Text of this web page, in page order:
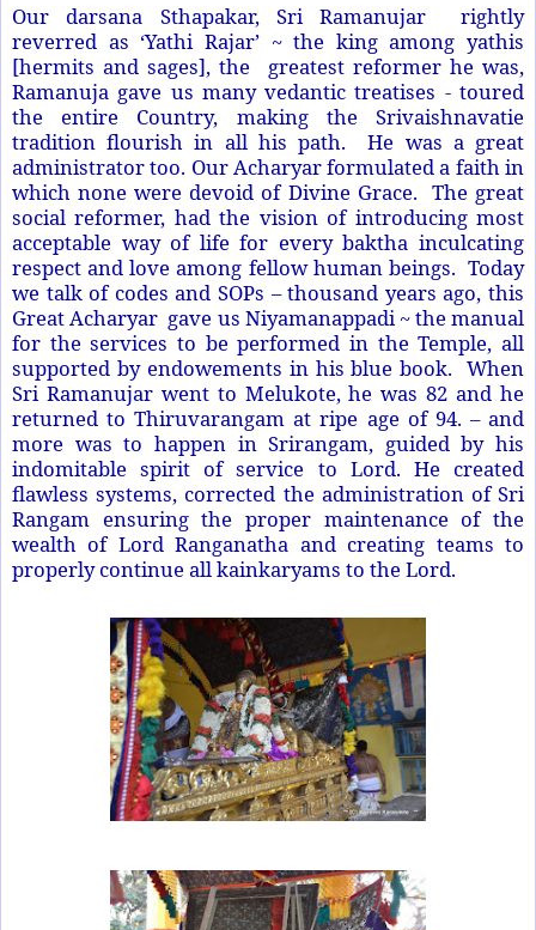
Our darsana Sthapakar, Sri Ramanujar rightly
reverred as ‘Yathi Rajar’ ~ the king among yathis
[hermits and sages], the greatest reformer he was,
Ramanuja gave us many vedantic treatises - toured
the entire Country, making the Srivaishnavatie
tradition flourish in all his path. He was a great
administrator too. Our Acharyar formulated a faith in
which none were devoid of Divine Grace. The great
social reformer, had the vision of introducing most
acceptable way of life for every baktha inculcating
respect and love among fellow human beings. Today
we talk of codes and SOPs – thousand years ago, this
Great Acharyar gave us Niyamanappadi ~ the manual
for the services to be performed in the Temple, all
supported by endowements in his blue book. When
Sri Ramanujar went to Melukote, he was 82 and he
returned to Thiruvarangam at ripe age of 94. – and
more was to happen in Srirangam, guided by his
indomitable spirit of service to Lord. He created
flawless systems, corrected the administration of Sri
Rangam ensuring the proper maintenance of the
wealth of Lord Ranganatha and creating teams to
properly continue all kainkaryams to the Lord.